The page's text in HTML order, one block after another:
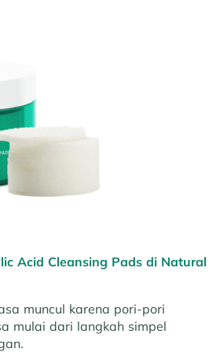
Acid Cleansing Pads di Natural
muncul karena pori-pori
mulai dari langkah simpel